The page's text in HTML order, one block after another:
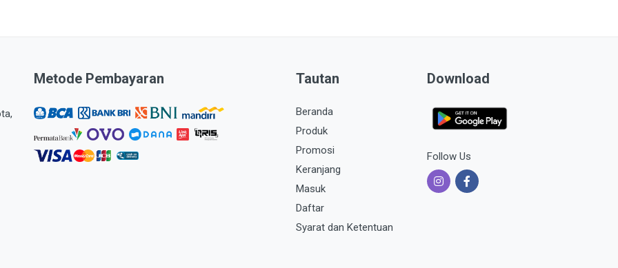
Metode Pembayaran Tautan
Beranda
Produk
Promosi
Keranjang
Masuk
Daftar
Syarat dan Ketentuan
Download
Follow Us